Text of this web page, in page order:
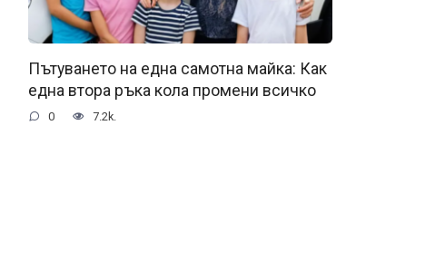
Пътуването на една самотна майка: Как
една втора ръка кола промени всичко
0 7.2k.